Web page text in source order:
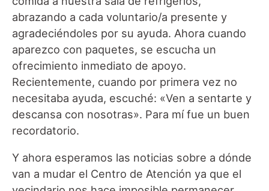
abrazando a cada voluntario/a presente y
agradeciéndoles por su ayuda. Ahora cuando
aparezco con paquetes, se escucha un
ofrecimiento inmediato de apoyo.
Recientemente, cuando por primera vez no
necesitaba ayuda, escuché: «Ven a sentarte y
descansa con nosotras». Para mí fue un buen
recordatorio.
Y ahora esperamos las noticias sobre a dónde
van a mudar el Centro de Atención ya que el